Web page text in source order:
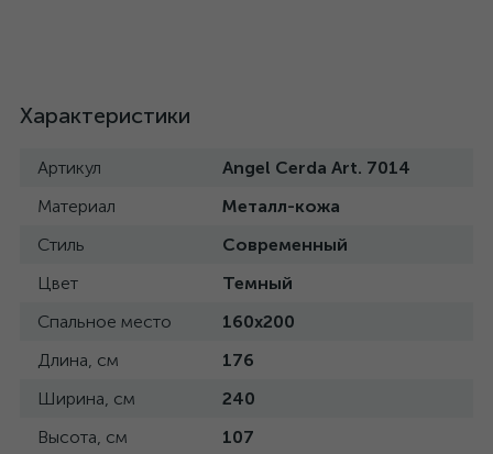
Характеристики
Артикул
Angel Cerda Art. 7014
Материал
Металл-кожа
Стиль
Современный
Цвет
Темный
Спальное место
160x200
Длина, см
176
Ширина, см
240
Высота, см
107